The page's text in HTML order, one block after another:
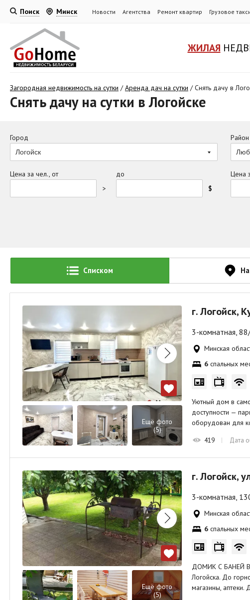
Поиск Минск Новости Агентства Ремонт квартир Грузовое
ЖИЛАЯ
Загородная недвижимость на сутки /Аренда дач на сутки /Снять дачу в
Снять дачу на сутки в Логойске
Город
Логойск
Цена за чел., от
>
до
$
Цена
Списком
Ещё фото
(5)
г. Логойск,
3-комнатная,
Минская
6 спальных
Уютный дом в
доступности —
оборудован для
419 Дата
Ещё фото
(5)
г. Логойск,
3-комнатная,
Минская
6 спальных
ДОМИК С БАНЕЙ В
Логойска. До
магазины, аптеки.